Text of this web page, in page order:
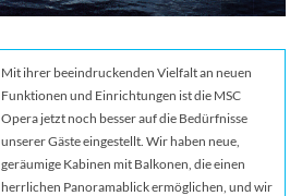
Mit ihrer beeindruckenden Vielfalt an neuen
Funktionen und Einrichtungen ist die MSC
Opera jetzt noch besser auf die Bedürfnisse
unserer Gäste eingestellt. Wir haben neue,
geräumige Kabinen mit Balkonen, die einen
herrlichen Panoramablick ermöglichen, und wir